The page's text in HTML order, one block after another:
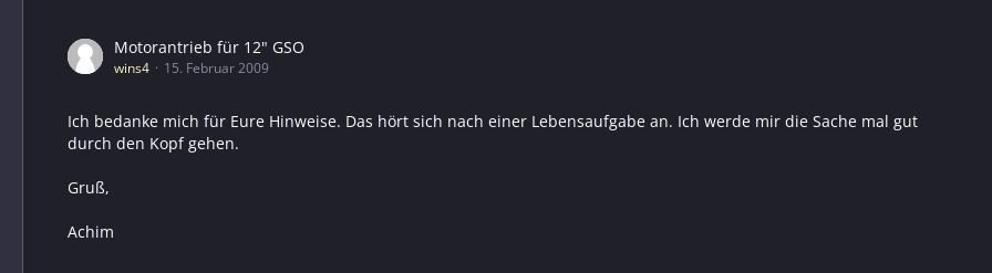
Motorantrieb für 12" GSO
wins4 15. Februar 2009
Ich bedanke mich für Eure Hinweise. Das hört sich nach einer Lebensaufgabe an. Ich werde mir die Sache mal gut
durch den Kopf gehen.
Gruß,
Achim